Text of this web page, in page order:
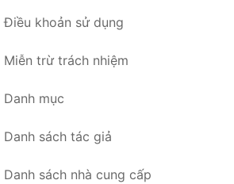
Điều khoản sử dụng
Miễn trừ trách nhiệm
Danh mục
Danh sách tác giả
Danh sách nhà cung cấp